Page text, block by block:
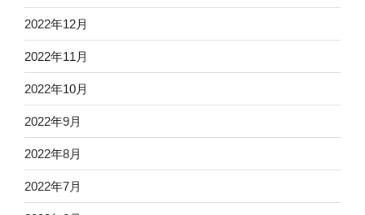
2022年12月
2022年11月
2022年10月
2022年9月
2022年8月
2022年7月